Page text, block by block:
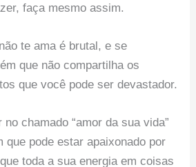
faça mesmo assim.
te ama é brutal, e se
que não compartilha os
que você pode ser devastador.
chamado “amor da sua vida”
que pode estar apaixonado por
toda a sua energia em coisas